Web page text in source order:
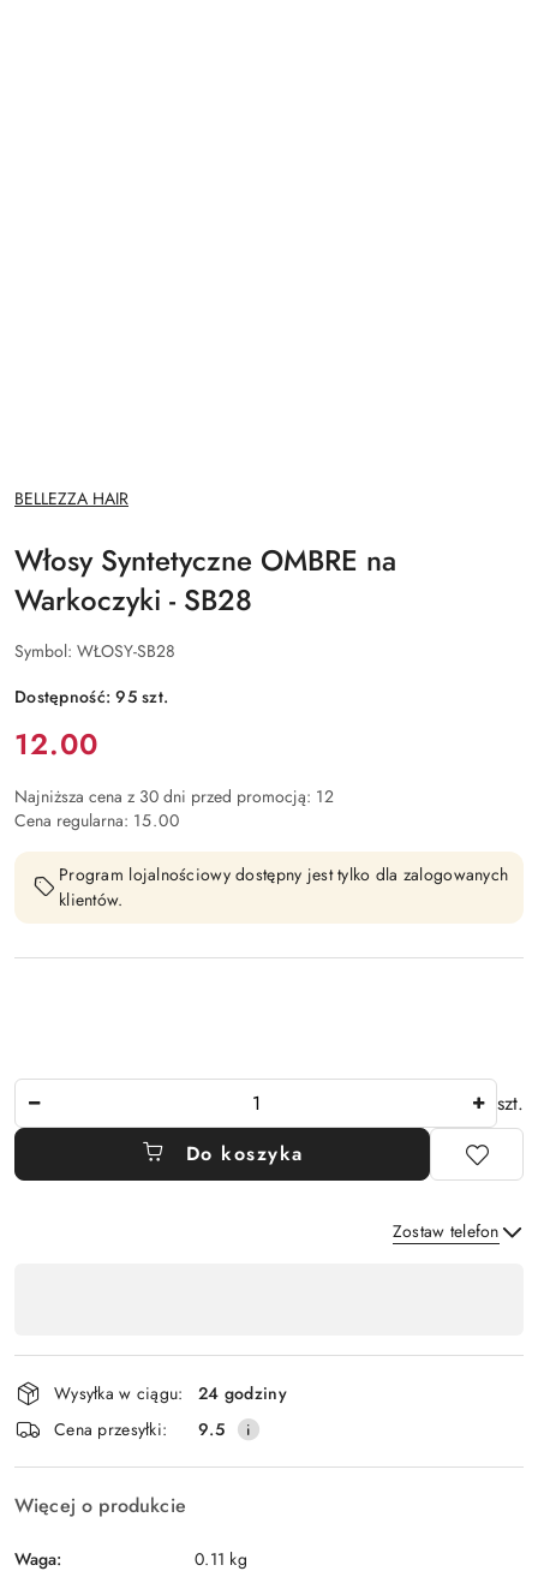
NAZWA
PRODUCENTA:
BELLEZZA HAIR
Włosy Syntetyczne OMBRE na
Warkoczyki - SB28
Symbol: WŁOSY-SB28
Dostępność:95szt.
Cena:
12.00
Najniższa cena z 30 dni przed promocją: 12
Cena regularna: 15.00
Program lojalnościowy dostępny jest tylko dla zalogowanych
klientów.
szt.
Do koszyka
Zostaw telefon
płatność
i
dostawa
Wysyłka w ciągu:
24 godziny
Cena przesyłki:
9.5
Więcej o produkcie
Waga: 0.11 kg